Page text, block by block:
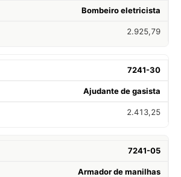
Bombeiro eletricista
2.925,79
7241-30
Ajudante de gasista
2.413,25
7241-05
Armador de manilhas